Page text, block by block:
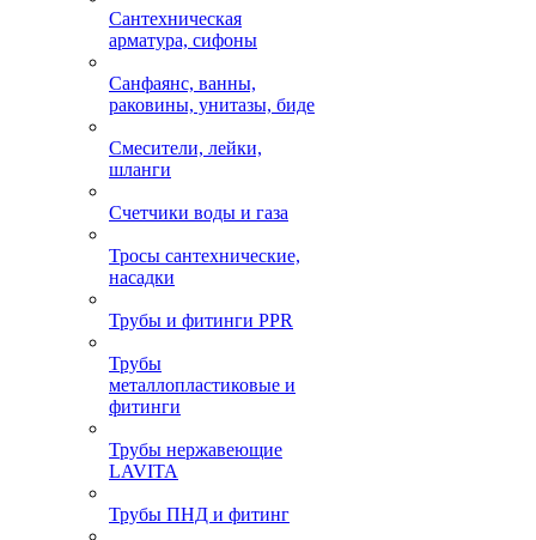
Сантехническая
арматура, сифоны
Санфаянс, ванны,
раковины, унитазы, биде
Смесители, лейки,
шланги
Счетчики воды и газа
Тросы сантехнические,
насадки
Трубы и фитинги PPR
Трубы
металлопластиковые и
фитинги
Трубы нержавеющие
LAVITA
Трубы ПНД и фитинг